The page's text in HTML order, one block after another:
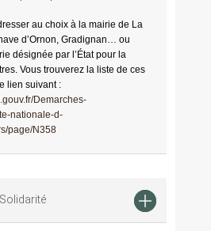
au choix à la mairie de La
d’Ornon, Gradignan… ou
désignée par l’État pour la
Vous trouverez la liste de ces
lien suivant :
Demarches-
nationale-d-
page/N358